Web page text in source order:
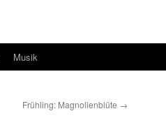
Musik
Frühling: Magnolienblüte →